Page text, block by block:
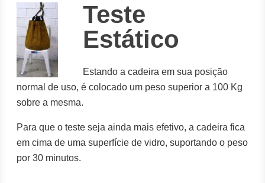
Teste
Estático
Estando a cadeira em sua posição
normal de uso, é colocado um peso superior a 100 Kg
sobre a mesma.
Para que o teste seja ainda mais efetivo, a cadeira fica
em cima de uma superfície de vidro, suportando o peso
por 30 minutos.